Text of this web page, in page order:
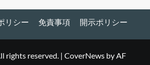
リシー 免責事項 開示ポリシー
rights reserved. | CoverNews by AF